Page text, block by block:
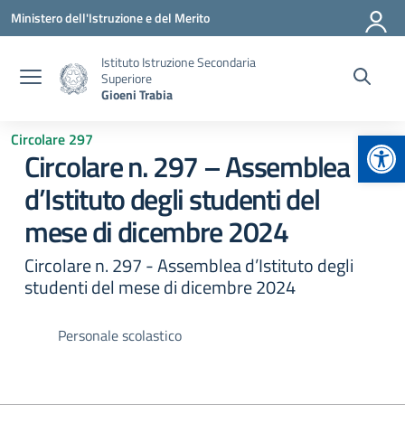
Vai ai contenuti
Vai al menu di navigazione
Vai al footer
Ministero dell'Istruzione e del Merito
Istituto Istruzione Secondaria
Superiore
Gioeni Trabia
Circolare 297
Circolare n. 297 – Assemblea
d’Istituto degli studenti del
mese di dicembre 2024
Circolare n. 297 - Assemblea d’Istituto degli
studenti del mese di dicembre 2024
Personale scolastico